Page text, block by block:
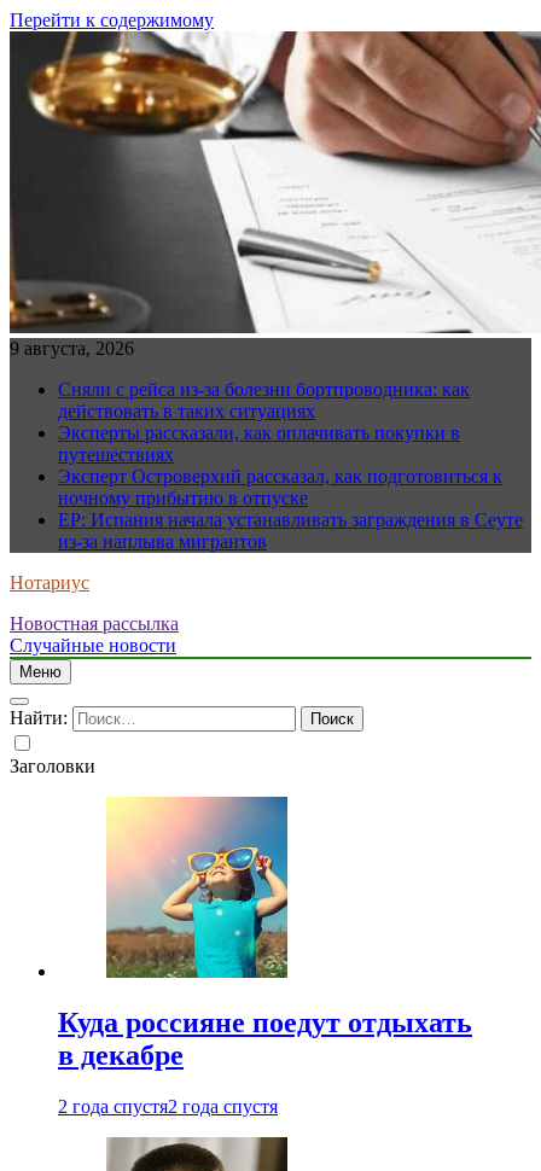
Перейти к содержимому
9 августа, 2026
Сняли с рейса из-за болезни бортпроводника: как
действовать в таких ситуациях
Эксперты рассказали, как оплачивать покупки в
путешествиях
Эксперт Островерхий рассказал, как подготовиться к
ночному прибытию в отпуске
EP: Испания начала устанавливать заграждения в Сеуте
из-за наплыва мигрантов
Нотариус
Новостная рассылка
Случайные новости
Меню
Найти:
Заголовки
Куда россияне поедут отдыхать
в декабре
2 года спустя2 года спустя